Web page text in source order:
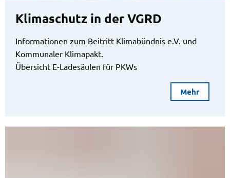
Klimaschutz in der VGRD
Informationen zum Beitritt Klimabündnis e.V. und
Kommunaler Klimapakt.
Übersicht E-Ladesäulen für PKWs
Mehr